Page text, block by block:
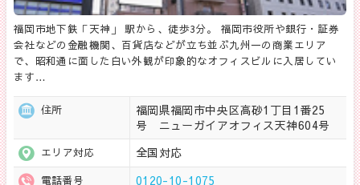
福岡市地下鉄「天神」 駅から、徒歩3分。 福岡市役所や銀行・証券
会社などの金融機関、百貨店などが立ち並ぶ九州一の商業エリア
で、昭和通に面した白い外観が印象的なオフィスビルに入居してい
ます…
住所
福岡県福岡市中央区高砂1丁目1番25
号 ニューガイアオフィス天神604号
エリア対応 全国対応
電話番号 0120-10-1075